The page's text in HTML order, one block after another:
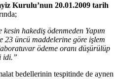
Kurulu’nun 20.01.2009 tarih
hakediş ödenmeden Yapım
23 üncü maddelerine göre işlem
ödeme oranı düşürülüp
idi.”
bedellerinin tespitinde de aynen